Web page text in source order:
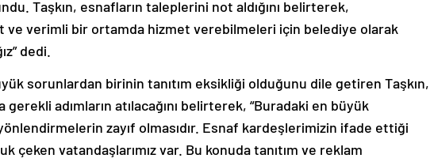
Taşkın, esnafların taleplerini not aldığını belirterek,
ve verimli bir ortamda hizmet verebilmeleri için belediye olarak
dedi.
sorunlardan birinin tanıtım eksikliği olduğunu dile getiren Taşkın,
gerekli adımların atılacağını belirterek, “Buradaki en büyük
yönlendirmelerin zayıf olmasıdır. Esnaf kardeşlerimizin ifade ettiği
çeken vatandaşlarımız var. Bu konuda tanıtım ve reklam